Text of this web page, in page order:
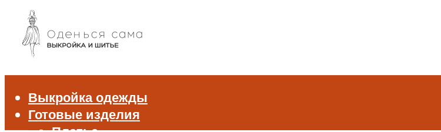
Выкройка одежды
Готовые изделия